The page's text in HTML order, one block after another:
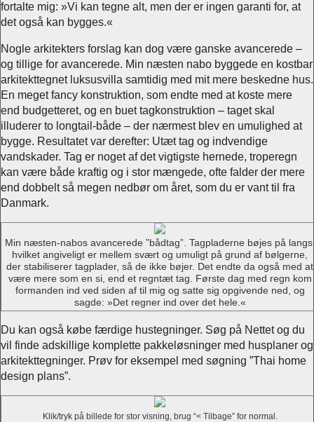
fortalte mig: »Vi kan tegne alt, men der er ingen garanti for, at
det også kan bygges.«
Nogle arkitekters forslag kan dog være ganske avancerede –
og tillige for avancerede. Min næsten nabo byggede en kostbar
arkitekttegnet luksusvilla samtidig med mit mere beskedne hus.
En meget fancy konstruktion, som endte med at koste mere
end budgetteret, og en buet tagkonstruktion – taget skal
illuderer to longtail-både – der nærmest blev en umulighed at
bygge. Resultatet var derefter: Utæt tag og indvendige
vandskader. Tag er noget af det vigtigste hernede, troperegn
kan være både kraftig og i stor mængede, ofte falder der mere
end dobbelt så megen nedbør om året, som du er vant til fra
Danmark.
Min næsten-nabos avancerede ”bådtag”. Tagpladerne bøjes på
hvilket angiveligt er mellem svært og umuligt på grund af bølgerne,
der stabiliserer tagplader, så de ikke bøjer. Det endte da også med at
være mere som en si, end et regntæt tag. Første dag med regn kom
formanden ind ved siden af til mig og satte sig opgivende ned, og
sagde: »Det regner ind over det hele.«
Du kan også købe færdige hustegninger. Søg på Nettet og du
vil finde adskillige komplette pakkeløsninger med husplaner og
arkitekttegninger. Prøv for eksempel med søgning ”Thai home
design plans”.
Klik/tryk på billede for stor visning, brug < Tilbage for normal.